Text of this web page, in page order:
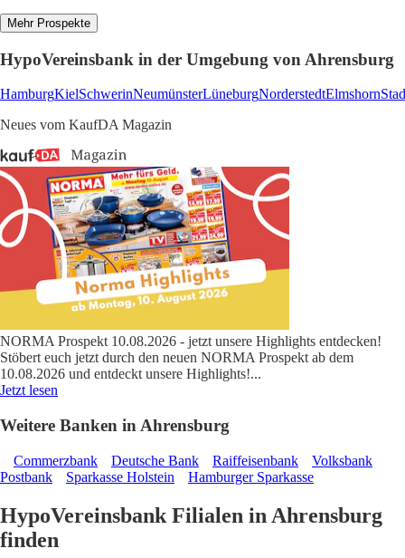
Mehr Prospekte
HypoVereinsbank in der Umgebung von Ahrensburg
HamburgKielSchwerinNeumünsterLüneburgNorderstedtElmshorn
Neues vom KaufDA Magazin
NORMA Prospekt 10.08.2026 - jetzt unsere Highlights entdecken!
Stöbert euch jetzt durch den neuen NORMA Prospekt ab dem
10.08.2026 und entdeckt unsere Highlights!...
Jetzt lesen
Weitere Banken in Ahrensburg
Commerzbank Deutsche Bank Raiffeisenbank
Volksbank
Postbank
Sparkasse Holstein Hamburger Sparkasse
HypoVereinsbank Filialen in Ahrensburg
finden